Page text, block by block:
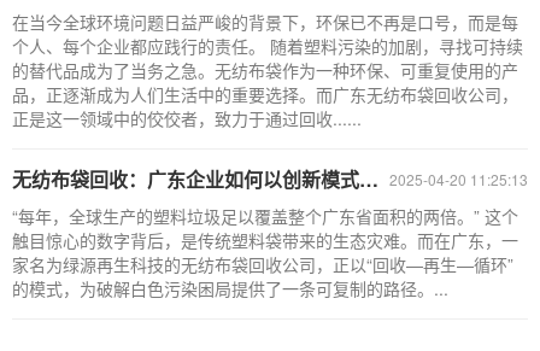
在当今全球环境问题日益严峻的背景下，环保已不再是口号，而是每
个人、每个企业都应践行的责任。 随着塑料污染的加剧，寻找可持续
的替代品成为了当务之急。无纺布袋作为一种环保、可重复使用的产
品，正逐渐成为人们生活中的重要选择。而广东无纺布袋回收公司，
正是这一领域中的佼佼者，致力于通过回收......
2025-04-20 11:25:13
无纺布袋回收：广东企业如何以创新模式守护绿色未来？
“每年，全球生产的塑料垃圾足以覆盖整个广东省面积的两倍。” 这个
触目惊心的数字背后，是传统塑料袋带来的生态灾难。而在广东，一
家名为绿源再生科技的无纺布袋回收公司，正以“回收—再生—循环”
的模式，为破解白色污染困局提供了一条可复制的路径。...